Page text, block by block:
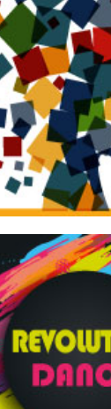
Tracce
è una
e
Continua
Revolution
danza